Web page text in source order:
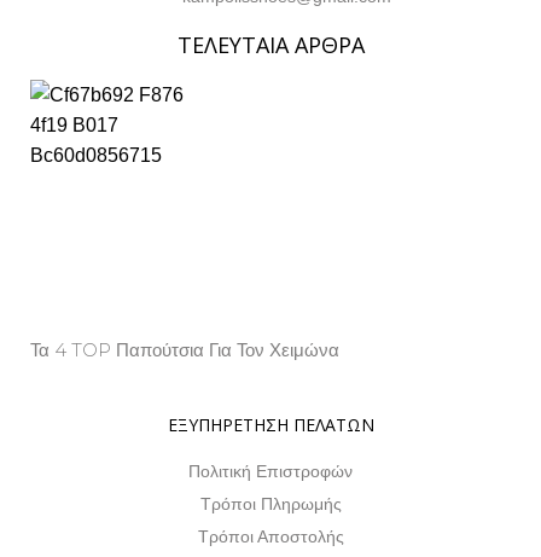
ΤΕΛΕΥΤΑΙΑ ΑΡΘΡΑ
Τα 4 TOP Παπούτσια Για Τον Χειμώνα
ΕΞΥΠΗΡΕΤΗΣΗ ΠΕΛΑΤΩΝ
Πολιτική Επιστροφών
Τρόποι Πληρωμής
Τρόποι Αποστολής